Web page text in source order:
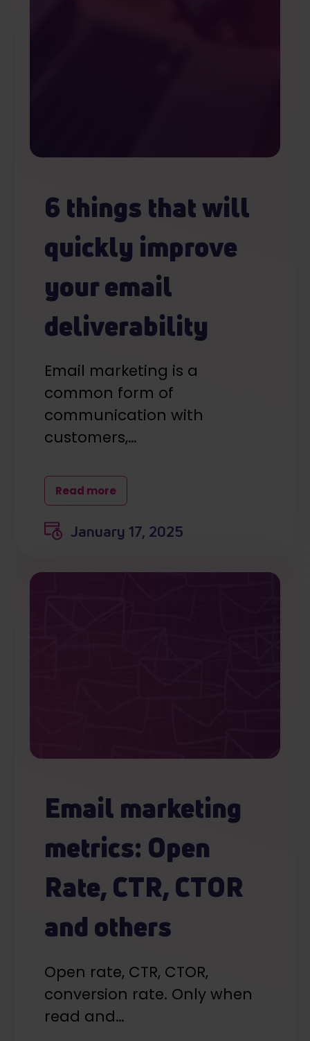
6 things that will
quickly improve
your email
deliverability
Email marketing is a
common form of
communication with
customers,…
Read more
January 17, 2025
Email marketing
metrics: Open
Rate, CTR, CTOR
and others
Open rate, CTR, CTOR,
conversion rate. Only when
read and…